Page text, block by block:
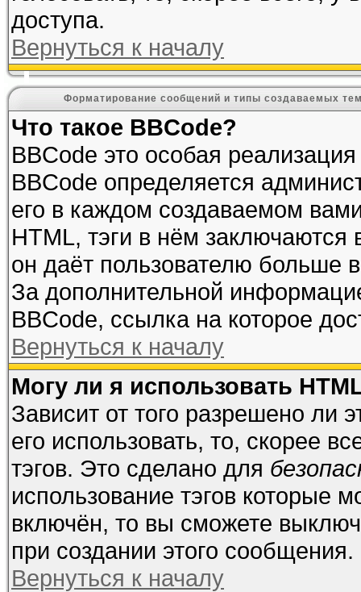
доступа.
Вернуться к началу
Форматирование сообщений и типы создаваемых
Что такое BBCode?
BBCode это особая
BBCode определяется
его в каждом создаваемом
HTML, тэги в нём заключаются
он даёт пользователю больше
За дополнительной
BBCode, ссылка на которое
Вернуться к началу
Могу ли я использовать
Зависит от того разрешено ли
его использовать, то, скорее
тэгов. Это сделано для
использование тэгов которые
включён, то вы сможете
при создании этого сообщения.
Вернуться к началу